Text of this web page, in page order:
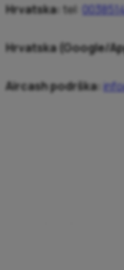
Hrvatska: tel:
Hrvatska (Google/
Aircash podrška: